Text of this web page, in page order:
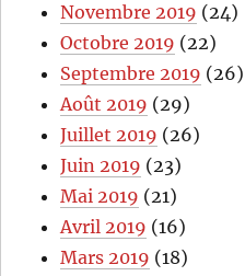
Novembre 2019 (24)
Octobre 2019 (22)
Septembre 2019 (26)
Août 2019 (29)
Juillet 2019 (26)
Juin 2019 (23)
Mai 2019 (21)
Avril 2019 (16)
Mars 2019 (18)